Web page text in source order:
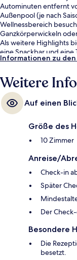
Autominuten entfernt
Außenpool (je nach
Wellnessbereich
Ganzkörperwickeln
Als weitere Highlights
eine Snackbar und eine
Informationen zu
Weitere
Auf einen
Größe des
10 Zimmer
Anreise/
Check-in
Später
Der
Besondere
Die
besetzt.